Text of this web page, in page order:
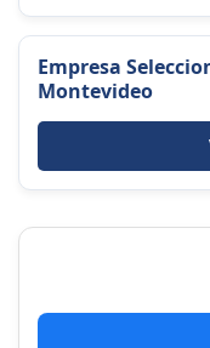
Empresa
Montevideo